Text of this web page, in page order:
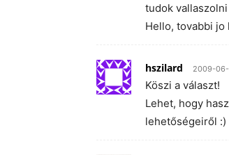
tudok
Hello, tovabbi jo
hszilard 2009-06-
Köszi a választ!
Lehet, hogy
lehetőségeiről :)